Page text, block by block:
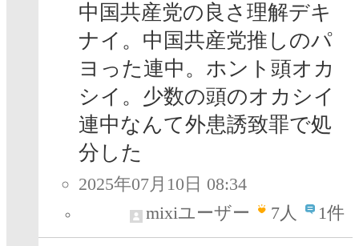
中国共産党の良さ理解デキ
ナイ。中国共産党推しのパ
ヨった連中。ホント頭オカ
シイ。少数の頭のオカシイ
連中なんて外患誘致罪で処
分した
2025年07月10日 08:34
mixiユーザー
7人 1件